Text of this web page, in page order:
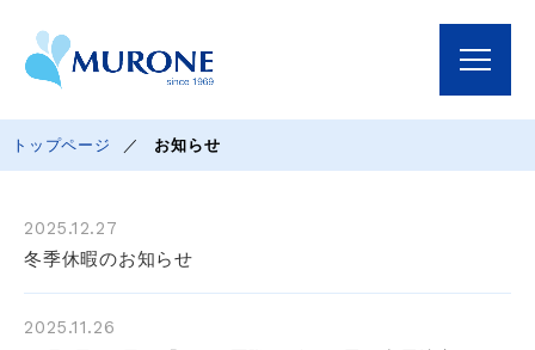
トップページ お知らせ
2025.12.27
冬季休暇のお知らせ
2025.11.26